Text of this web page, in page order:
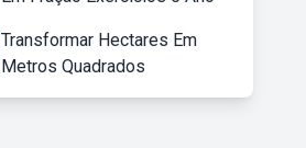
Transformar Hectares Em
Metros Quadrados